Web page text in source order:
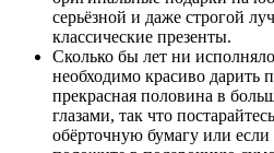
серьёзной и даже строгой
классические презенты.
Сколько бы лет ни
необходимо красиво дарить
прекрасная половина в
глазами, так что
обёрточную бумагу или